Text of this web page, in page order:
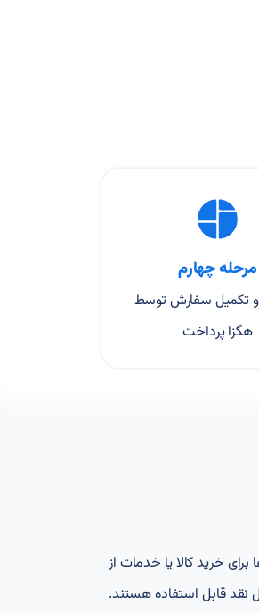
مرحله چهارم
و تکمیل سفارش توسط
هگزا پرداخت
خرید کالا یا خدمات از
قابل استفاده‌ هستند.